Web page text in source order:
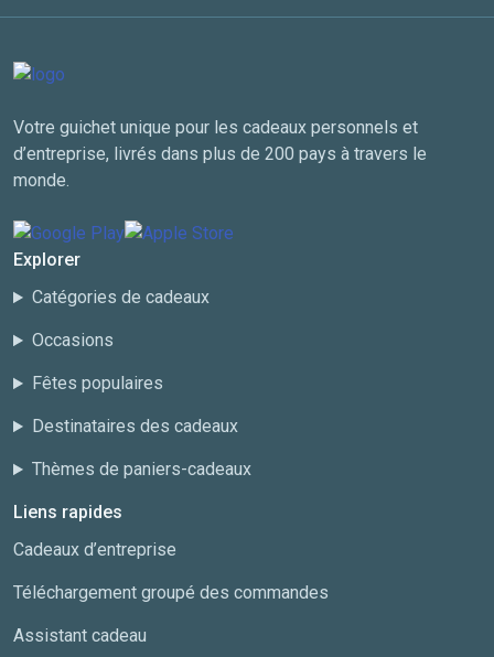
Votre guichet unique pour les cadeaux personnels et
d’entreprise, livrés dans plus de 200 pays à travers le
monde.
Explorer
Catégories de cadeaux
Occasions
Fêtes populaires
Destinataires des cadeaux
Thèmes de paniers-cadeaux
Liens rapides
Cadeaux d’entreprise
Téléchargement groupé des commandes
Assistant cadeau